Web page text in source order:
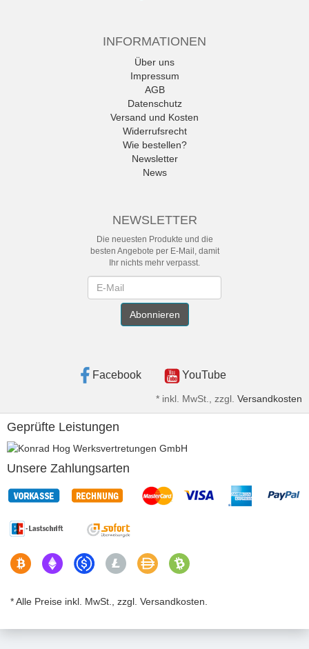
INFORMATIONEN
Über uns
Impressum
AGB
Datenschutz
Versand und Kosten
Widerrufsrecht
Wie bestellen?
Newsletter
News
NEWSLETTER
Die neuesten Produkte und die
besten Angebote per E-Mail, damit
Ihr nichts mehr verpasst.
Abonnieren
Facebook YouTube
* inkl. MwSt., zzgl. Versandkosten
Geprüfte Leistungen
Unsere Zahlungsarten
* Alle Preise inkl. MwSt., zzgl. Versandkosten.